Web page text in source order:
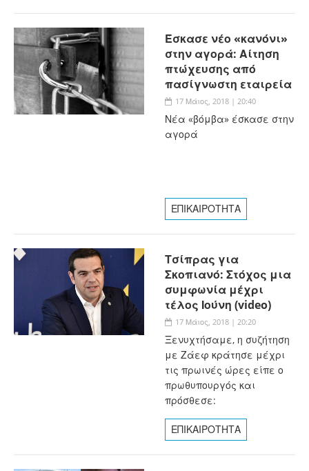
Έσκασε νέο «κανόνι»
στην αγορά: Αίτηση
πτώχευσης από
πασίγνωστη εταιρεία
17 Μάιος, 2018 | 20:40
Νέα «βόμβα» έσκασε στην
αγορά
ΕΠΙΚΑΙΡΟΤΗΤΑ
Τσίπρας για
Σκοπιανό: Στόχος μια
συμφωνία μέχρι
τέλος Ιούνη (video)
17 Μάιος, 2018 | 20:20
Ξενυχτήσαμε, η συζήτηση
με Ζάεφ κράτησε μέχρι
τις πρωινές ώρες είπε ο
πρωθυπουργός και
πρόσθεσε:
ΕΠΙΚΑΙΡΟΤΗΤΑ